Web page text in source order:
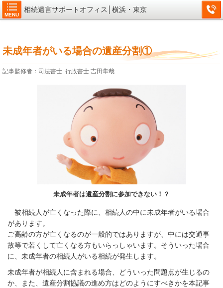
MENU
相続遺言サポートオフィス│横浜・東京
未成年者がいる場合の遺産分割①
記事監修者：司法書士･行政書士 吉田隼哉
未成年者は遺産分割に参加できない！？
被相続人が亡くなった際に、相続人の中に未成年者がいる場合
があります。
ご高齢の方が亡くなるのが一般的ではありますが、中には交通事
故等で若くして亡くなる方もいらっしゃいます。そういった場合
に、未成年者の相続人がいる相続が発生します。
未成年者が相続人に含まれる場合、どういった問題点が生じるの
か、また、遺産分割協議の進め方はどのようにすべきかを本記事